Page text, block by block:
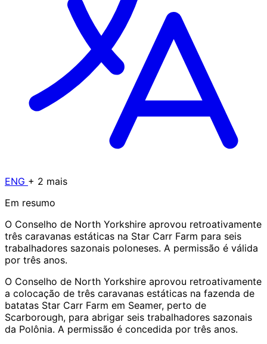
ENG + 2 mais
Em resumo
O Conselho de North Yorkshire aprovou retroativamente
três caravanas estáticas na Star Carr Farm para seis
trabalhadores sazonais poloneses. A permissão é válida
por três anos.
O Conselho de North Yorkshire aprovou retroativamente
a colocação de três caravanas estáticas na fazenda de
batatas Star Carr Farm em Seamer, perto de
Scarborough, para abrigar seis trabalhadores sazonais
da Polônia. A permissão é concedida por três anos.